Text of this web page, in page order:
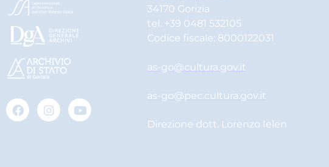
34170 Gorizia
tel. +39 0481 532105
Codice fiscale: 8000122031
as-go@cultura.gov.it
as-go@pec.cultura.gov.it
Direzione dott. Lorenzo Ielen